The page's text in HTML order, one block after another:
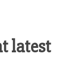
latest